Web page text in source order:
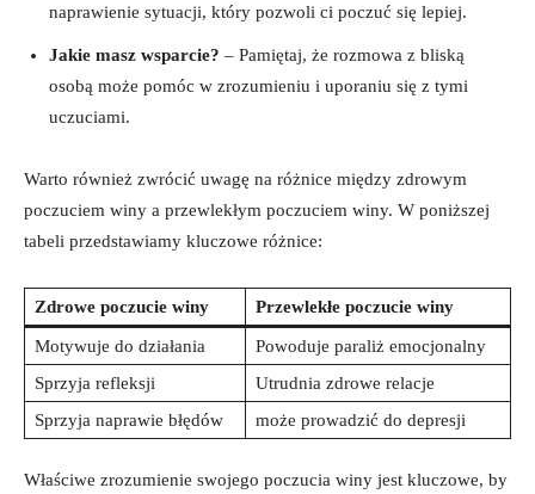
naprawienie sytuacji, ‍który pozwoli ci poczuć się lepiej.
Jakie masz wsparcie? – Pamiętaj,⁤ że rozmowa ⁣z bliską
osobą może pomóc w zrozumieniu​ i uporaniu się z‍ tymi
uczuciami.
Warto⁢ również zwrócić uwagę na różnice między ⁣zdrowym ​
poczuciem winy⁢ a ‌przewlekłym ⁤poczuciem winy. W poniższej
tabeli przedstawiamy kluczowe‍ różnice:
Zdrowe⁤ poczucie winy Przewlekłe poczucie winy
Motywuje do ​działania
Powoduje​ paraliż⁣ emocjonalny
Sprzyja refleksji
Utrudnia zdrowe⁤ relacje
Sprzyja ⁣naprawie błędów
może‍ prowadzić do depresji
Właściwe zrozumienie swojego poczucia winy ‌jest kluczowe, ‌by